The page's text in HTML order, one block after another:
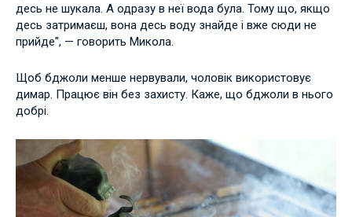
десь не шукала. А одразу в неї вода була. Тому що, якщо
десь затримаєш, вона десь воду знайде і вже сюди не
прийде", — говорить Микола.
Щоб бджоли менше нервували, чоловік використовує
димар. Працює він без захисту. Каже, що бджоли в нього
добрі.